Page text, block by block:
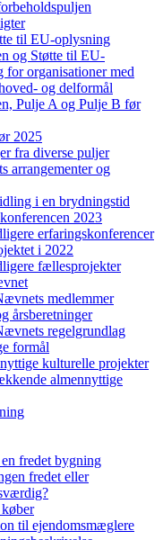
til EU-oplysning
og Støtte til EU-
for organisationer med
og delformål
Pulje A og Pulje B før
2025
fra diverse puljer
arrangementer og
i en brydningstid
2023
erfaringskonferencer
i 2022
fællesprojekter
medlemmer
årsberetninger
regelgrundlag
formål
kulturelle projekter
almennyttige
fredet bygning
fredet eller
til ejendomsmæglere